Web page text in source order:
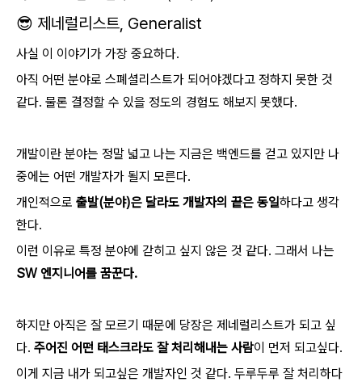
😎 제네럴리스트, Generalist
사실 이 이야기가 가장 중요하다.
아직 어떤 분야로 스폐셜리스트가 되어야겠다고 정하지 못한 것
같다. 물론 결정할 수 있을 정도의 경험도 해보지 못했다.
개발이란 분야는 정말 넓고 나는 지금은 백엔드를 걷고 있지만 나
중에는 어떤 개발자가 될지 모른다.
개인적으로 출발(분야)은 달라도 개발자의 끝은 동일하다고 생각
한다.
이런 이유로 특정 분야에 갇히고 싶지 않은 것 같다. 그래서 나는
SW 엔지니어를 꿈꾼다.
하지만 아직은 잘 모르기 때문에 당장은 제네럴리스트가 되고 싶
다. 주어진 어떤 태스크라도 잘 처리해내는 사람이 먼저 되고싶다.
이게 지금 내가 되고싶은 개발자인 것 같다. 두루두루 잘 처리하다